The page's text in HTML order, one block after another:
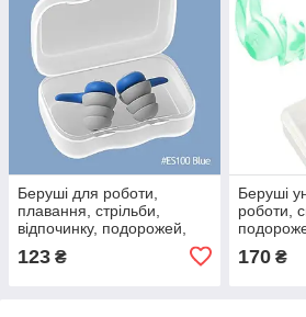
Беруші для роботи,
плавання, стрільби,
відпочинку, подорожей,
123 ₴
Беруші
роботи,
170₴